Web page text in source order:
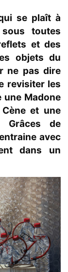
se plaît à
toutes
et des
objets du
ne pas dire
revisiter les
une Madone
et une
Grâces de
avec
dans un